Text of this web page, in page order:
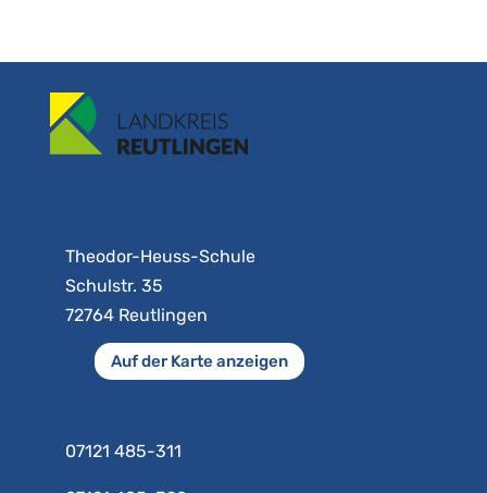
Theodor-Heuss-Schule
Schulstr. 35
72764 Reutlingen
Auf der Karte anzeigen
07121 485-311